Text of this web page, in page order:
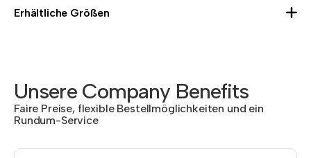
Erhältliche Größen
Unsere Company Benefits
Faire Preise, flexible Bestellmöglichkeiten und ein
Rundum-Service